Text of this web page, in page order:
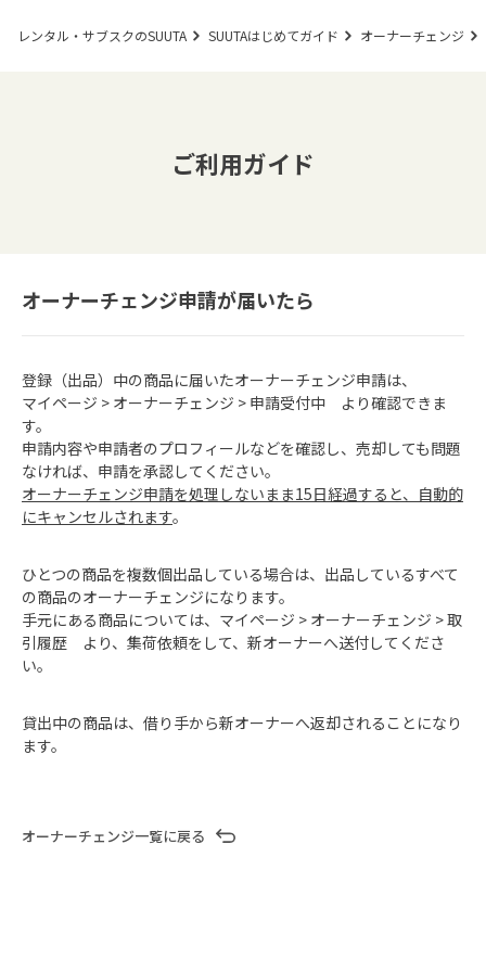
レンタル・サブスクのSUUTA SUUTAはじめてガイド オーナーチェンジ
ご利用ガイド
オーナーチェンジ一覧に戻る
オーナーチェンジ申請が届いたら
登録（出品）中の商品に届いたオーナーチェンジ申請は、
マイページ > オーナーチェンジ > 申請受付中 より確認できま
す。
申請内容や申請者のプロフィールなどを確認し、売却しても問題
なければ、申請を承認してください。
オーナーチェンジ申請を処理しないまま15日経過すると、自動的
にキャンセルされます。
ひとつの商品を複数個出品している場合は、出品しているすべて
の商品のオーナーチェンジになります。
手元にある商品については、マイページ > オーナーチェンジ > 取
引履歴 より、集荷依頼をして、新オーナーへ送付してくださ
い。
貸出中の商品は、借り手から新オーナーへ返却されることになり
ます。